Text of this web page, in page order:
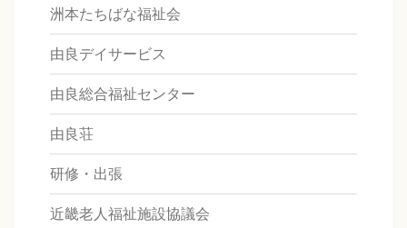
洲本たちばな福祉会
由良デイサービス
由良総合福祉センター
由良荘
研修・出張
近畿老人福祉施設協議会